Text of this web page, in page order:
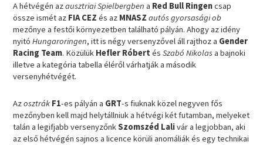
A hétvégén azausztriai Spielbergben a Red Bull Ringencsap
össze ismét az FIA CEZ és az MNASZ autós gyorsasági ob
mezőnye a festői környezetben található pályán. Ahogy az idény
nyitóHungaroringen, itt is négy versenyzővel áll rajthoz a Gender
Racing Team. Közülük Hefler Róbert és Szabó Nikolasa bajnoki
illetve a kategória tabella éléről várhatják a második
versenyhétvégét.
Azosztrák F1-es pályán a GRT-s fiuknak közel negyven fős
mezőnyben kell majd helytállniuk a hétvégi két futamban, melyeket
talán a legifjabb versenyzőnkSzomszéd Lalivár a legjobban, aki
az első hétvégén sajnos a licence körüli anomáliák és egy technikai